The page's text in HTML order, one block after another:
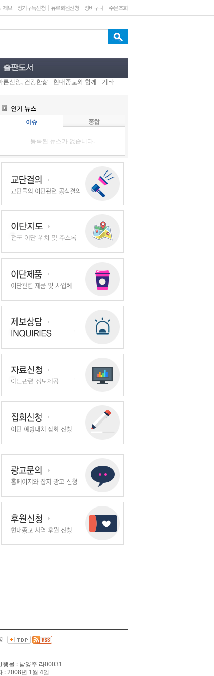
제보 정기구독신청 유료회원신청 장바구니 주문조회
른신앙, 건강한삶 현대종교와 함께
기타
인기 뉴스
이슈
종합
등록된 뉴스가 없습니다.
물 : 남양주 라00031
2008년 1월 4일